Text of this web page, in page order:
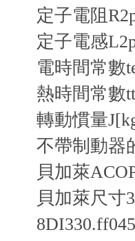
定子電阻
定子電感
電時間常數
熱時間常數
轉動慣量
不帶制動器
貝加萊
貝加萊尺寸3